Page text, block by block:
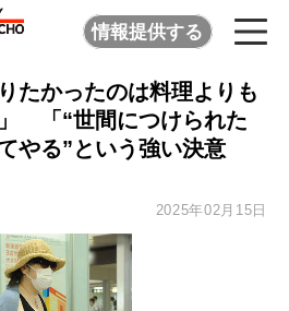
情報提供する
たかったのは料理よりも
」 「“世間につけられた
やる”という強い決意
2025年02月15日